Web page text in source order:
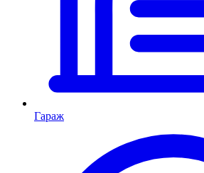
Гараж